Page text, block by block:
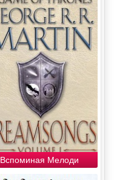
Вспоминая Мелоди